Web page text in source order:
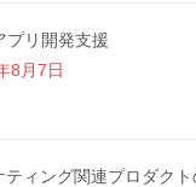
プリ開発支援
8月7日
ティング関連プロダク